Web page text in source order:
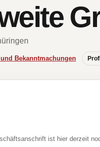
Bekanntmachungen
ist hier derzeit